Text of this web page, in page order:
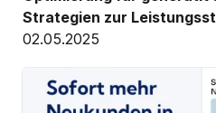
Strategien zur
02.05.2025